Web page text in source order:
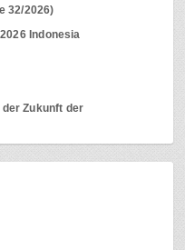
32/2026)
Indonesia
Zukunft der